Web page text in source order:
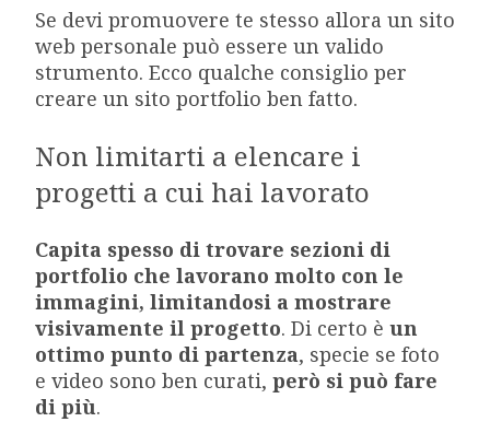
Se devi promuovere te stesso allora un sito
web personale può essere un valido
strumento. Ecco qualche consiglio per
creare un sito portfolio ben fatto.
Non limitarti a elencare i
progetti a cui hai lavorato
Capita spesso di trovare sezioni di
portfolio che lavorano molto con le
immagini, limitandosi a mostrare
visivamente il progetto. Di certo è un
ottimo punto di partenza, specie se foto
e video sono ben curati, però si può fare
di più.